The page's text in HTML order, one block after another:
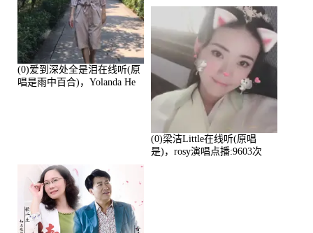
(0)爱到深处全是泪在线听(原
唱是雨中百合)，Yolanda He
播:10765次
(0)梁洁Little在线听(原唱
是)，rosy演唱点播:9603次